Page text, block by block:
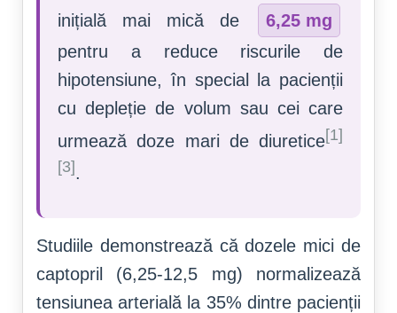
inițială mai mică de
6,25 mg
pentru a reduce riscurile de
hipotensiune, în special la pacienții
cu depleție de volum sau cei care
urmează doze mari de diuretice[1]
[3] .
Studiile demonstrează că dozele mici de
captopril (6,25-12,5 mg) normalizează
tensiunea arterială la 35% dintre pacienții